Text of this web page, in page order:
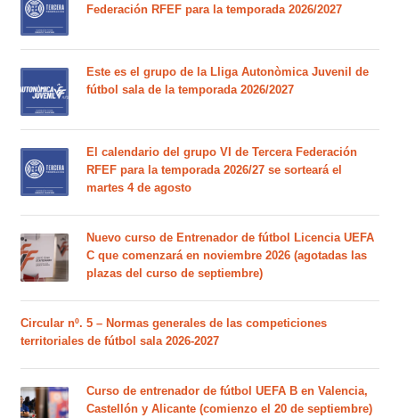
Federación RFEF para la temporada 2026/2027
Este es el grupo de la Lliga Autonòmica Juvenil de
fútbol sala de la temporada 2026/2027
El calendario del grupo VI de Tercera Federación
RFEF para la temporada 2026/27 se sorteará el
martes 4 de agosto
Nuevo curso de Entrenador de fútbol Licencia UEFA
C que comenzará en noviembre 2026 (agotadas las
plazas del curso de septiembre)
Circular nº. 5 – Normas generales de las competiciones
territoriales de fútbol sala 2026-2027
Curso de entrenador de fútbol UEFA B en Valencia,
Castellón y Alicante (comienzo el 20 de septiembre)